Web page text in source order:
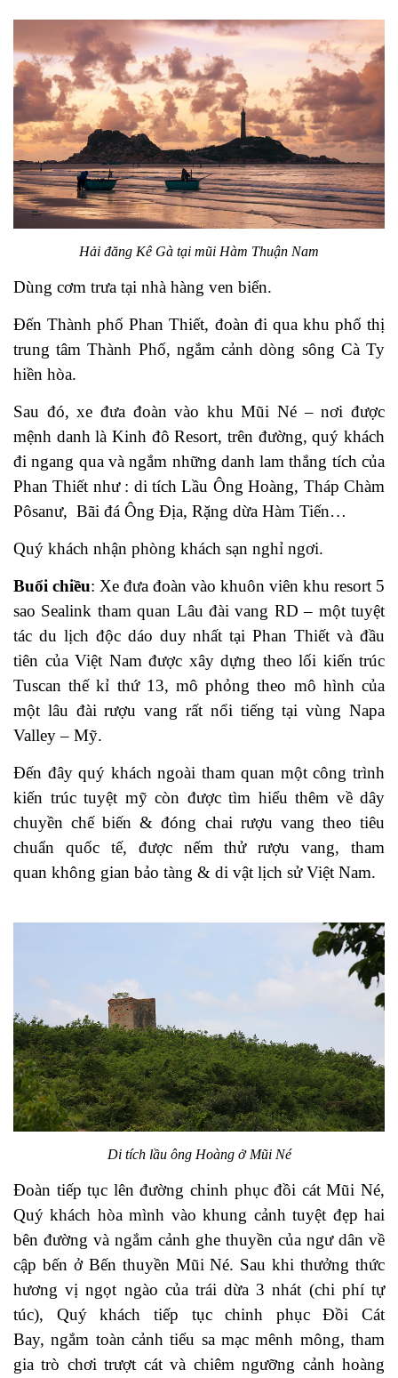
Hải đăng Kê Gà tại mũi Hàm Thuận Nam
Dùng cơm trưa tại nhà hàng ven biển.
Đến Thành phố Phan Thiết, đoàn đi qua khu phố thị
trung tâm Thành Phố, ngắm cảnh dòng sông Cà Ty
hiền hòa.
Sau đó, xe đưa đoàn vào khu Mũi Né – nơi được
mệnh danh là Kinh đô Resort, trên đường, quý khách
đi ngang qua và ngắm những danh lam thắng tích của
Phan Thiết như : di tích Lầu Ông Hoàng, Tháp Chàm
Pôsanư, Bãi đá Ông Địa, Rặng dừa Hàm Tiến…
Quý khách nhận phòng khách sạn nghỉ ngơi.
Buổi chiều: Xe đưa đoàn vào khuôn viên khu resort 5
sao Sealink tham quan Lâu đài vang RD – một tuyệt
tác du lịch độc dáo duy nhất tại Phan Thiết và đầu
tiên của Việt Nam được xây dựng theo lối kiến trúc
Tuscan thế kỉ thứ 13, mô phỏng theo mô hình của
một lâu đài rượu vang rất nổi tiếng tại vùng Napa
Valley – Mỹ.
Đến đây quý khách ngoài tham quan một công trình
kiến trúc tuyệt mỹ còn được tìm hiểu thêm về dây
chuyền chế biến & đóng chai rượu vang theo tiêu
chuẩn quốc tế, được nếm thử rượu vang, tham
quan không gian bảo tàng & di vật lịch sử Việt Nam.
Di tích lầu ông Hoàng ở Mũi Né
Đoàn tiếp tục lên đường chinh phục đồi cát Mũi Né,
Quý khách hòa mình vào khung cảnh tuyệt đẹp hai
bên đường và ngắm cảnh ghe thuyền của ngư dân về
cập bến ở Bến thuyền Mũi Né. Sau khi thưởng thức
hương vị ngọt ngào của trái dừa 3 nhát (chi phí tự
túc), Quý khách tiếp tục chinh phục Đồi Cát
Bay, ngắm toàn cảnh tiểu sa mạc mênh mông, tham
gia trò chơi trượt cát và chiêm ngưỡng cảnh hoàng